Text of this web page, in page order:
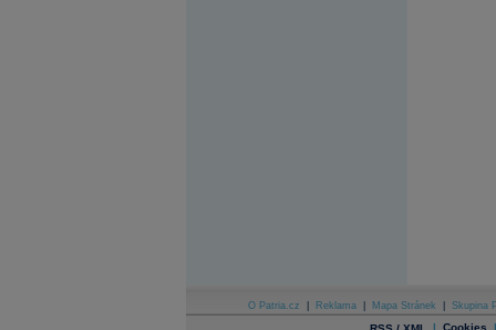
O Patria.cz Reklama Mapa Stránek Skupina
| Cookies |